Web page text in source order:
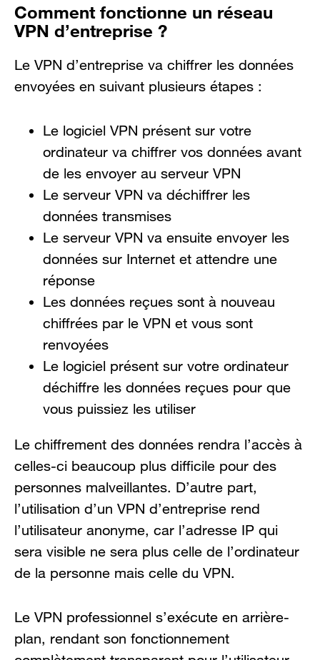
Comment fonctionne un réseau
VPN d’entreprise ?
Le VPN d’entreprise va chiffrer les données
envoyées en suivant plusieurs étapes :
Le logiciel VPN présent sur votre
ordinateur va chiffrer vos données avant
de les envoyer au serveur VPN
Le serveur VPN va déchiffrer les
données transmises
Le serveur VPN va ensuite envoyer les
données sur Internet et attendre une
réponse
Les données reçues sont à nouveau
chiffrées par le VPN et vous sont
renvoyées
Le logiciel présent sur votre ordinateur
déchiffre les données reçues pour que
vous puissiez les utiliser
Le chiffrement des données rendra l’accès à
celles-ci beaucoup plus difficile pour des
personnes malveillantes. D’autre part,
l’utilisation d’un VPN d’entreprise rend
l’utilisateur anonyme, car l’adresse IP qui
sera visible ne sera plus celle de l’ordinateur
de la personne mais celle du VPN.
Le VPN professionnel s’exécute en arrière-
plan, rendant son fonctionnement